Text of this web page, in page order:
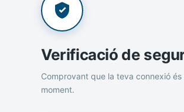
Verificació de
Comprovant que la teva connexió és
moment.